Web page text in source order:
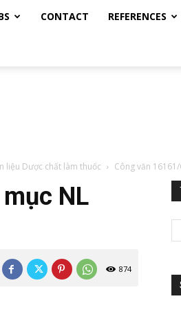
CONTACT REFERENCES
liệu Dược chất làm thuốc Công văn
NL
874